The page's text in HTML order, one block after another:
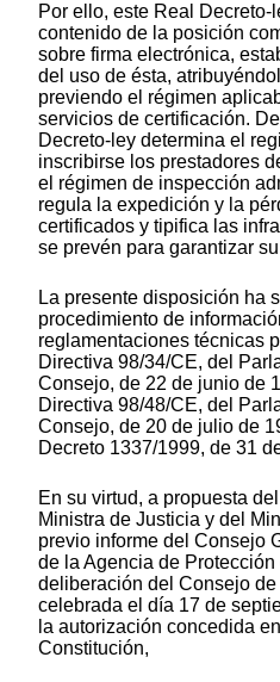
Por ello, este Real Decreto-
contenido de la posición
sobre firma electrónica,
del uso de ésta,
previendo el régimen
servicios de certificación.
Decreto-ley determina el
inscribirse los prestadores
el régimen de inspección
regula la expedición y la
certificados y tipifica las
se prevén para garantizar
La presente disposición ha
procedimiento de
reglamentaciones técnicas
Directiva 98/34/CE, del
Consejo, de 22 de junio de
Directiva 98/48/CE, del
Consejo, de 20 de julio de
Decreto 1337/1999, de 31
En su virtud, a propuesta
Ministra de Justicia y del
previo informe del Consejo
de la Agencia de Protección
deliberación del Consejo
celebrada el día 17 de
la autorización concedida
Constitución,